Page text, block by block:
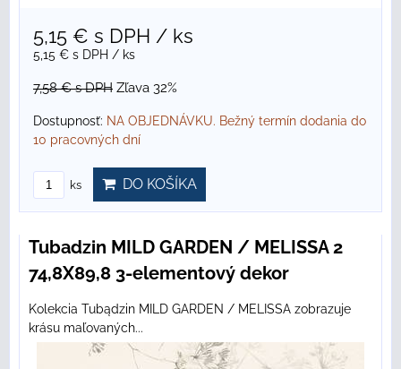
5,15 € s DPH / ks
5,15 € s DPH / ks
7,58 €s DPH Zľava 32%
Dostupnosť: NA OBJEDNÁVKU. Bežný termín dodania do
10 pracovných dní
ks DO KOŠÍKA
Tubadzin MILD GARDEN / MELISSA 2
74,8X89,8 3-elementový dekor
Kolekcia Tubądzin MILD GARDEN / MELISSA zobrazuje
krásu maľovaných...